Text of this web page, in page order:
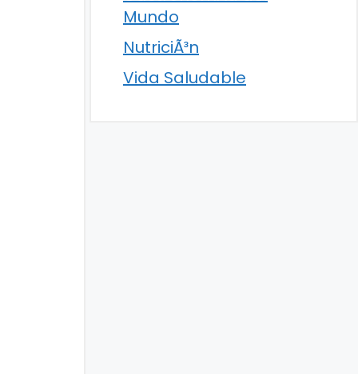
Mundo
NutriciÃ³n
Vida Saludable